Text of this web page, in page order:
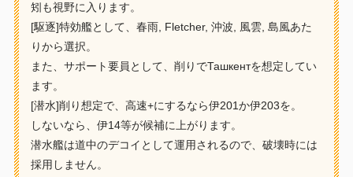
矧も視野に入ります。
[駆逐]特効艦として、春雨, Fletcher, 沖波, 風雲, 島風あた
りから選択。
また、サポート要員として、削りでТашкентを想定してい
ます。
[潜水]削り想定で、高速+にするなら伊201か伊203を。
しないなら、伊14等が候補に上がります。
潜水艦は道中のデコイとして運用されるので、破壊時には
採用しません。